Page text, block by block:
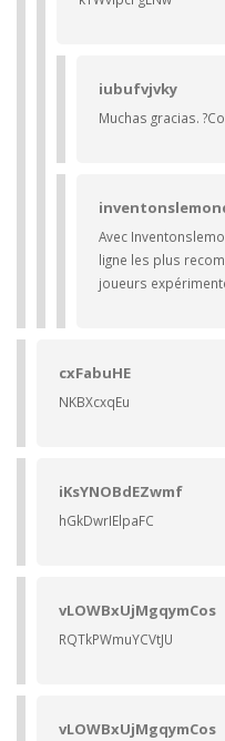
iubufvjvky
Muchas gracias.
Avec
ligne les plus
joueurs
cxFabuHE
NKBXcxqEu
iKsYNOBdEZwmf
hGkDwrIElpaFC
vLOWBxUjMgqymCos
RQTkPWmuYCVtJU
vLOWBxUjMgqymCos